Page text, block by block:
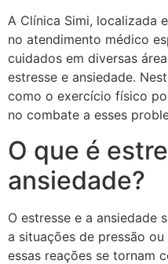
A Clínica Simi, localizada
no atendimento médico
cuidados em diversas
estresse e ansiedade.
como o exercício físico
no combate a esses
O que é
ansiedade?
O estresse e a ansiedade
a situações de pressão
essas reações se tornam